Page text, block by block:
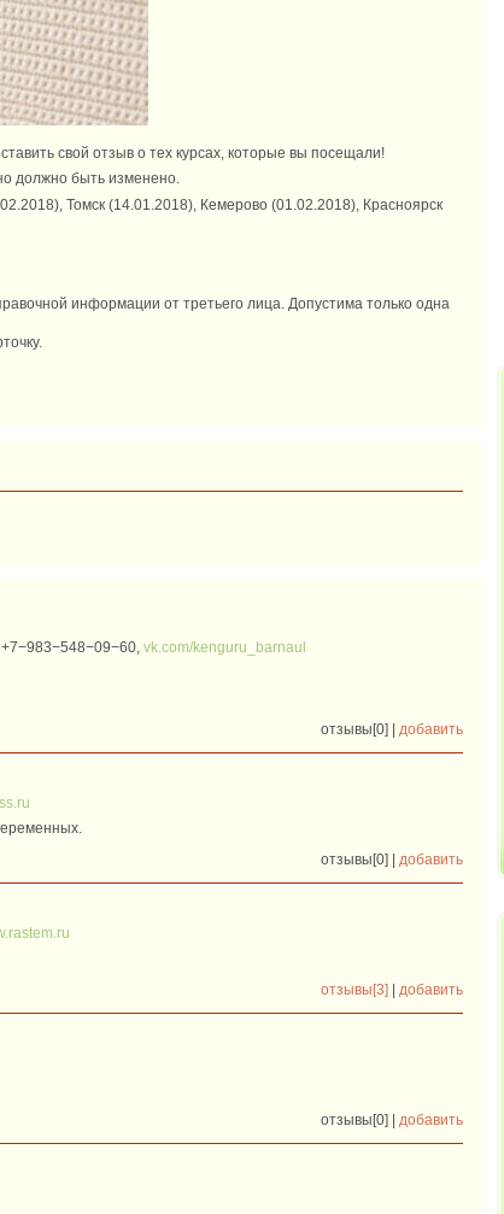
свой отзыв о тех курсах, которые вы посещали!
должно быть изменено.
Томск (14.01.2018), Кемерово (01.02.2018), Красноярск
информации от третьего лица. Допустима только одна
vk.com/kenguru_barnaul
отзывы[0] | добавить
отзывы[0] | добавить
отзывы[3] | добавить
отзывы[0] | добавить